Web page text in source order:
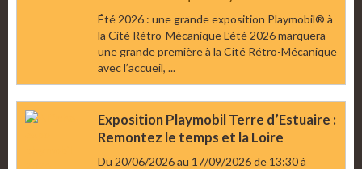
Été 2026 : une grande exposition Playmobil® à
la Cité Rétro-Mécanique L’été 2026 marquera
une grande première à la Cité Rétro-Mécanique
avec l’accueil, ...
Exposition Playmobil Terre d’Estuaire :
Remontez le temps et la Loire
Du 20/06/2026au 17/09/2026de 13:30à